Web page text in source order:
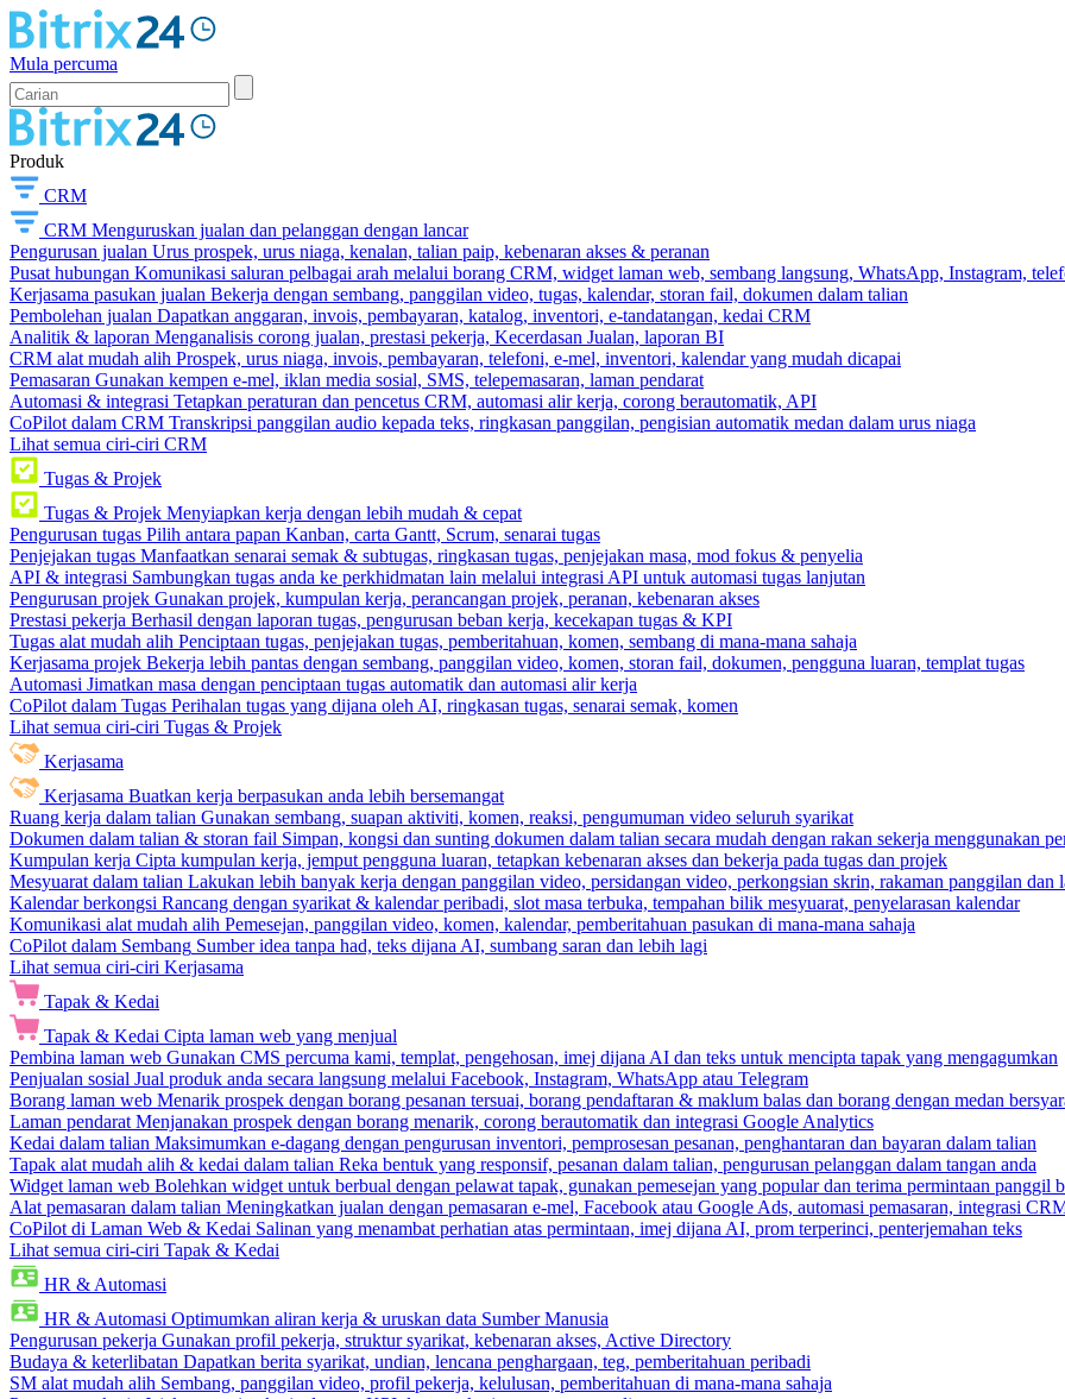
Mula percuma
Produk
CRM
CRM Menguruskan jualan dan pelanggan dengan lancar
Pengurusan jualan Urus prospek, urus niaga, kenalan, talian paip, kebenaran akses & peranan
Pusat hubungan Komunikasi saluran pelbagai arah melalui borang CRM, widget laman web, sembang langsung, WhatsApp, Instagram,
Kerjasama pasukan jualan Bekerja dengan sembang, panggilan video, tugas, kalendar, storan fail, dokumen dalam talian
Pembolehan jualan Dapatkan anggaran, invois, pembayaran, katalog, inventori, e-tandatangan, kedai CRM
Analitik & laporan Menganalisis corong jualan, prestasi pekerja, Kecerdasan Jualan, laporan BI
CRM alat mudah alih Prospek, urus niaga, invois, pembayaran, telefoni, e-mel, inventori, kalendar yang mudah dicapai
Pemasaran Gunakan kempen e-mel, iklan media sosial, SMS, telepemasaran, laman pendarat
Automasi & integrasi Tetapkan peraturan dan pencetus CRM, automasi alir kerja, corong berautomatik, API
CoPilot dalam CRM Transkripsi panggilan audio kepada teks, ringkasan panggilan, pengisian automatik medan dalam urus niaga
Lihat semua ciri-ciri CRM
Tugas & Projek
Tugas & Projek Menyiapkan kerja dengan lebih mudah & cepat
Pengurusan tugas Pilih antara papan Kanban, carta Gantt, Scrum, senarai tugas
Penjejakan tugas Manfaatkan senarai semak & subtugas, ringkasan tugas, penjejakan masa, mod fokus & penyelia
API & integrasi Sambungkan tugas anda ke perkhidmatan lain melalui integrasi API untuk automasi tugas lanjutan
Pengurusan projek Gunakan projek, kumpulan kerja, perancangan projek, peranan, kebenaran akses
Prestasi pekerja Berhasil dengan laporan tugas, pengurusan beban kerja, kecekapan tugas & KPI
Tugas alat mudah alih Penciptaan tugas, penjejakan tugas, pemberitahuan, komen, sembang di mana-mana sahaja
Kerjasama projek Bekerja lebih pantas dengan sembang, panggilan video, komen, storan fail, dokumen, pengguna luaran, templat tugas
Automasi Jimatkan masa dengan penciptaan tugas automatik dan automasi alir kerja
CoPilot dalam Tugas Perihalan tugas yang dijana oleh AI, ringkasan tugas, senarai semak, komen
Lihat semua ciri-ciri Tugas & Projek
Kerjasama
Kerjasama Buatkan kerja berpasukan anda lebih bersemangat
Ruang kerja dalam talian Gunakan sembang, suapan aktiviti, komen, reaksi, pengumuman video seluruh syarikat
Dokumen dalam talian & storan fail Simpan, kongsi dan sunting dokumen dalam talian secara mudah dengan rakan sekerja menggunakan
Kumpulan kerja Cipta kumpulan kerja, jemput pengguna luaran, tetapkan kebenaran akses dan bekerja pada tugas dan projek
Mesyuarat dalam talian Lakukan lebih banyak kerja dengan panggilan video, persidangan video, perkongsian skrin, rakaman panggilan dan
Kalendar berkongsi Rancang dengan syarikat & kalendar peribadi, slot masa terbuka, tempahan bilik mesyuarat, penyelarasan kalendar
Komunikasi alat mudah alih Pemesejan, panggilan video, komen, kalendar, pemberitahuan pasukan di mana-mana sahaja
CoPilot dalam Sembang Sumber idea tanpa had, teks dijana AI, sumbang saran dan lebih lagi
Lihat semua ciri-ciri Kerjasama
Tapak & Kedai
Tapak & Kedai Cipta laman web yang menjual
Pembina laman web Gunakan CMS percuma kami, templat, pengehosan, imej dijana AI dan teks untuk mencipta tapak yang mengagumkan
Penjualan sosial Jual produk anda secara langsung melalui Facebook, Instagram, WhatsApp atau Telegram
Borang laman web Menarik prospek dengan borang pesanan tersuai, borang pendaftaran & maklum balas dan borang dengan medan
Laman pendarat Menjanakan prospek dengan borang menarik, corong berautomatik dan integrasi Google Analytics
Kedai dalam talian Maksimumkan e-dagang dengan pengurusan inventori, pemprosesan pesanan, penghantaran dan bayaran dalam talian
Tapak alat mudah alih & kedai dalam talian Reka bentuk yang responsif, pesanan dalam talian, pengurusan pelanggan dalam tangan anda
Widget laman web Bolehkan widget untuk berbual dengan pelawat tapak, gunakan pemesejan yang popular dan terima permintaan panggil
Alat pemasaran dalam talian Meningkatkan jualan dengan pemasaran e-mel, Facebook atau Google Ads, automasi pemasaran, integrasi
CoPilot di Laman Web & Kedai Salinan yang menambat perhatian atas permintaan, imej dijana AI, prom terperinci, penterjemahan teks
Lihat semua ciri-ciri Tapak & Kedai
HR & Automasi
HR & Automasi Optimumkan aliran kerja & uruskan data Sumber Manusia
Pengurusan pekerja Gunakan profil pekerja, struktur syarikat, kebenaran akses, Active Directory
Budaya & keterlibatan Dapatkan berita syarikat, undian, lencana penghargaan, teg, pemberitahuan peribadi
SM alat mudah alih Sembang, panggilan video, profil pekerja, kelulusan, pemberitahuan di mana-mana sahaja